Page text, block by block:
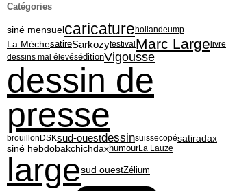
Catégories
siné mensuelcaricaturehollandeump
La MèchesatireSarkozyfestival Marc Large livre
dessins mal élevéséditionVigousse
dessin de
presse
brouillonDSKsud-ouestdessinsuissecopésatiradax
siné hebdobakchichdaxhumourLa Lauze
largesud ouestZélium